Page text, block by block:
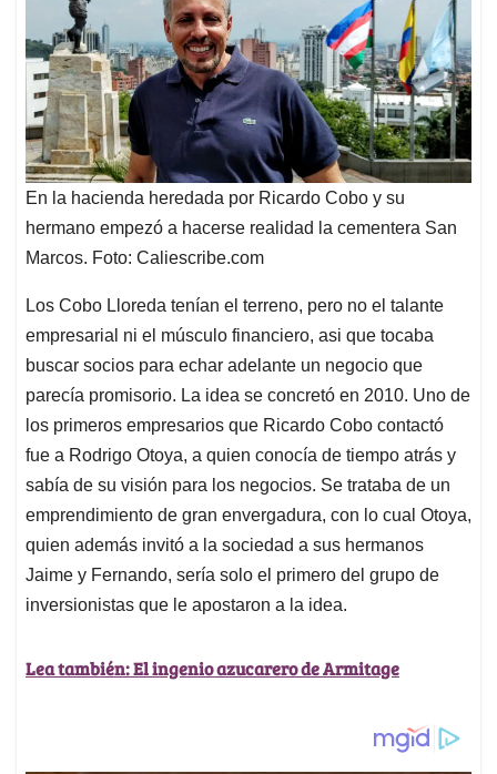
En la hacienda heredada por Ricardo Cobo y su
hermano empezó a hacerse realidad la cementera San
Marcos. Foto: Caliescribe.com
Los Cobo Lloreda tenían el terreno, pero no el talante
empresarial ni el músculo financiero, asi que tocaba
buscar socios para echar adelante un negocio que
parecía promisorio. La idea se concretó en 2010. Uno de
los primeros empresarios que Ricardo Cobo contactó
fue a Rodrigo Otoya, a quien conocía de tiempo atrás y
sabía de su visión para los negocios. Se trataba de un
emprendimiento de gran envergadura, con lo cual Otoya,
quien además invitó a la sociedad a sus hermanos
Jaime y Fernando, sería solo el primero del grupo de
inversionistas que le apostaron a la idea.
Lea también: El ingenio azucarero de Armitage